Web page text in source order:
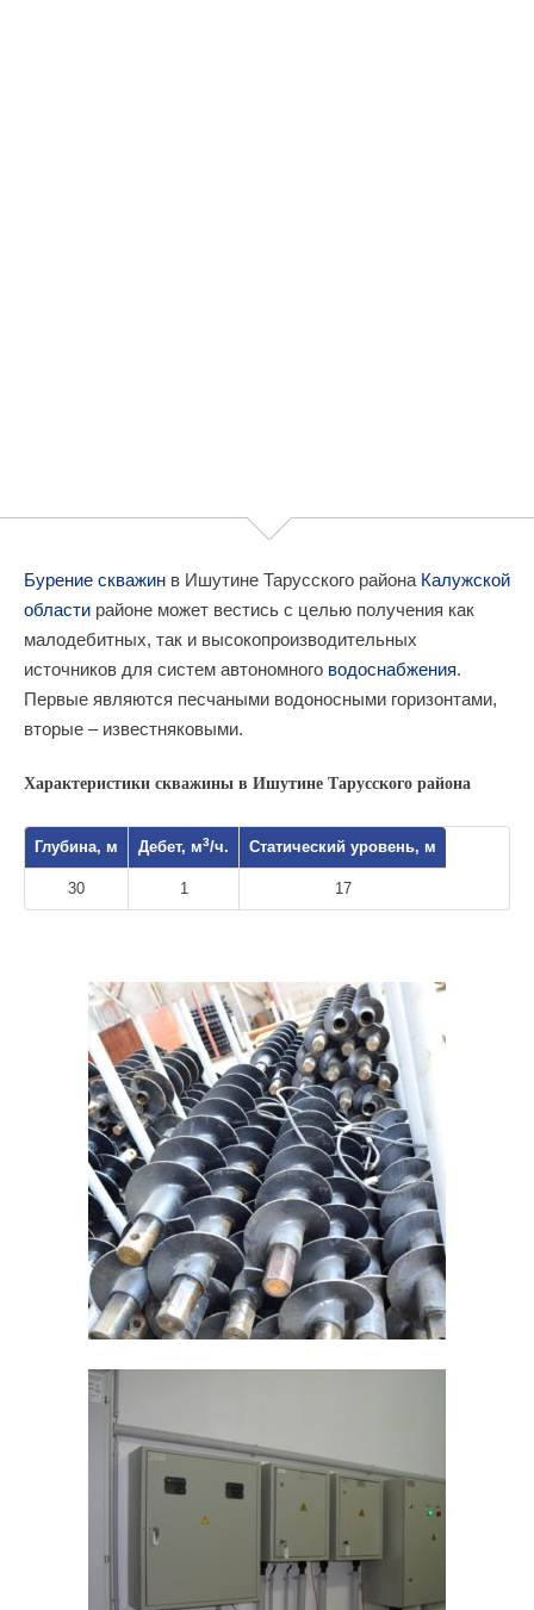
Бурение скважин в Ишутине Тарусского района Калужской
области районе может вестись с целью получения как
малодебитных, так и высокопроизводительных
источников для систем автономного водоснабжения.
Первые являются песчаными водоносными горизонтами,
вторые – известняковыми.
Характеристики скважины в Ишутине Тарусского района
Глубина, м Дебет, м3/ч. Статический уровень, м
30 1 17